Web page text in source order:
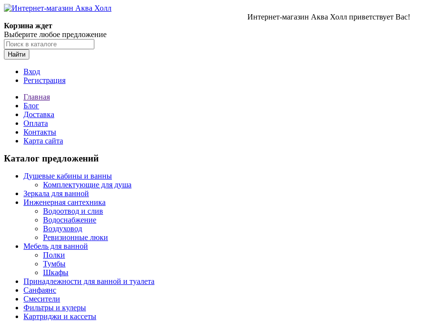
Интернет-магазин Аква Холл приветствует Вас!
Корзина ждет
Выберите любое предложение
Найти
Вход
Регистрация
Главная
Блог
Доставка
Оплата
Контакты
Карта сайта
Каталог предложений
Душевые кабины и ванны
Комплектующие для душа
Зеркала для ванной
Инженерная сантехника
Водоотвод и слив
Водоснабжение
Воздуховод
Ревизионные люки
Мебель для ванной
Полки
Тумбы
Шкафы
Принадлежности для ванной и туалета
Санфаянс
Смесители
Фильтры и кулеры
Картриджи и кассеты